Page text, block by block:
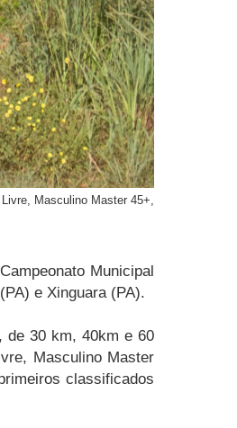
Masculino Master 45+,
Municipal
e Xinguara (PA).
de 30 km, 40km e 60
Masculino Master
classificados